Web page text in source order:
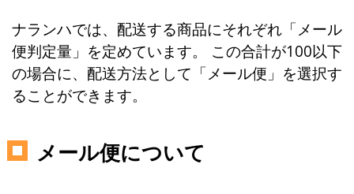
ナランハでは、配送する商品にそれぞれ「メール
便判定量」を定めています。 この合計が100以下
の場合に、配送方法として「メール便」を選択す
ることができます。
メール便について